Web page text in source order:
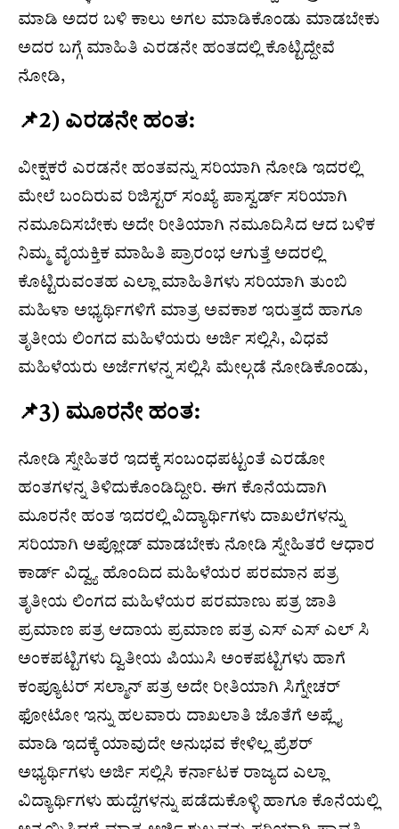
ಮಾಡಿ ಅದರ ಬಳಿ ಕಾಲು ಅಗಲ ಮಾಡಿಕೊಂಡು ಮಾಡಬೇಕು
ಅದರ ಬಗ್ಗೆ ಮಾಹಿತಿ ಎರಡನೇ ಹಂತದಲ್ಲಿ ಕೊಟ್ಟಿದ್ದೇವೆ
ನೋಡಿ,
📌2) ಎರಡನೇ ಹಂತ:
ವೀಕ್ಷಕರೆ ಎರಡನೇ ಹಂತವನ್ನು ಸರಿಯಾಗಿ ನೋಡಿ ಇದರಲ್ಲಿ
ಮೇಲೆ ಬಂದಿರುವ ರಿಜಿಸ್ಟರ್ ಸಂಖ್ಯೆ ಪಾಸ್ವರ್ಡ್ ಸರಿಯಾಗಿ
ನಮೂದಿಸಬೇಕು ಅದೇ ರೀತಿಯಾಗಿ ನಮೂದಿಸಿದ ಆದ ಬಳಿಕ
ನಿಮ್ಮ ವೈಯಕ್ತಿಕ ಮಾಹಿತಿ ಪ್ರಾರಂಭ ಆಗುತ್ತೆ ಅದರಲ್ಲಿ
ಕೊಟ್ಟಿರುವಂತಹ ಎಲ್ಲಾ ಮಾಹಿತಿಗಳು ಸರಿಯಾಗಿ ತುಂಬಿ
ಮಹಿಳಾ ಅಭ್ಯರ್ಥಿಗಳಿಗೆ ಮಾತ್ರ ಅವಕಾಶ ಇರುತ್ತದೆ ಹಾಗೂ
ತೃತೀಯ ಲಿಂಗದ ಮಹಿಳೆಯರು ಅರ್ಜಿ ಸಲ್ಲಿಸಿ, ವಿಧವೆ
ಮಹಿಳೆಯರು ಅರ್ಜೆಗಳನ್ನ ಸಲ್ಲಿಸಿ ಮೇಲ್ಗಡೆ ನೋಡಿಕೊಂಡು,
📌3) ಮೂರನೇ ಹಂತ:
ನೋಡಿ ಸ್ನೇಹಿತರೆ ಇದಕ್ಕೆ ಸಂಬಂಧಪಟ್ಟಂತೆ ಎರಡೋ
ಹಂತಗಳನ್ನ ತಿಳಿದುಕೊಂಡಿದ್ದೀರಿ. ಈಗ ಕೊನೆಯದಾಗಿ
ಮೂರನೇ ಹಂತ ಇದರಲ್ಲಿ ವಿದ್ಯಾರ್ಥಿಗಳು ದಾಖಲೆಗಳನ್ನು
ಸರಿಯಾಗಿ ಅಪ್ಲೋಡ್ ಮಾಡಬೇಕು ನೋಡಿ ಸ್ನೇಹಿತರೆ ಆಧಾರ
ಕಾರ್ಡ್ ವಿದ್ವ್ಯ ಹೊಂದಿದ ಮಹಿಳೆಯರ ಪರಮಾನ ಪತ್ರ
ತೃತೀಯ ಲಿಂಗದ ಮಹಿಳೆಯರ ಪರಮಾಣು ಪತ್ರ ಜಾತಿ
ಪ್ರಮಾಣ ಪತ್ರ ಆದಾಯ ಪ್ರಮಾಣ ಪತ್ರ ಎಸ್ ಎಸ್ ಎಲ್ ಸಿ
ಅಂಕಪಟ್ಟಿಗಳು ದ್ವಿತೀಯ ಪಿಯುಸಿ ಅಂಕಪಟ್ಟಿಗಳು ಹಾಗೆ
ಕಂಪ್ಯೂಟರ್ ಸಲ್ಮಾನ್ ಪತ್ರ ಅದೇ ರೀತಿಯಾಗಿ ಸಿಗ್ನೇಚರ್
ಫೋಟೋ ಇನ್ನು ಹಲವಾರು ದಾಖಲಾತಿ ಜೊತೆಗೆ ಅಪ್ಲೈ
ಮಾಡಿ ಇದಕ್ಕೆ ಯಾವುದೇ ಅನುಭವ ಕೇಳಿಲ್ಲ ಪ್ರೆಶರ್
ಅಭ್ಯರ್ಥಿಗಳು ಅರ್ಜಿ ಸಲ್ಲಿಸಿ ಕರ್ನಾಟಕ ರಾಜ್ಯದ ಎಲ್ಲಾ
ವಿದ್ಯಾರ್ಥಿಗಳು ಹುದ್ದೆಗಳನ್ನು ಪಡೆದುಕೊಳ್ಳಿ ಹಾಗೂ ಕೊನೆಯಲ್ಲಿ